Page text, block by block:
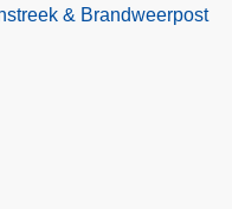
& Brandweerpost